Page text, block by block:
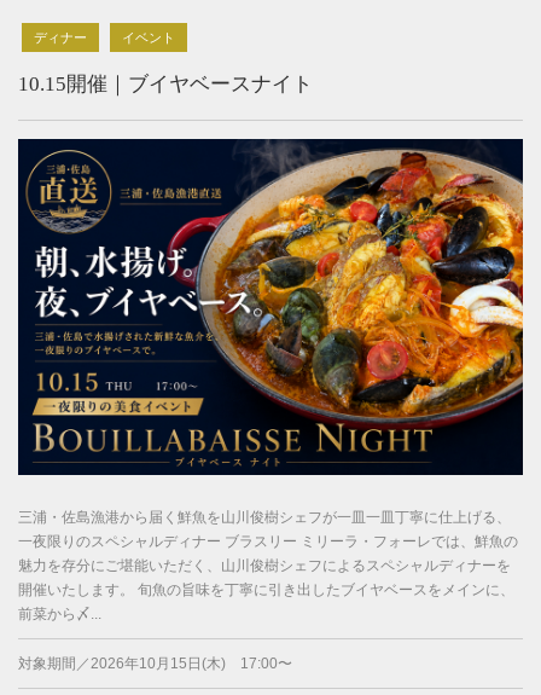
ディナー イベント
10.15開催｜ブイヤベースナイト
三浦・佐島漁港から届く鮮魚を山川俊樹シェフが一皿一皿丁寧に仕上げる、
一夜限りのスペシャルディナー ブラスリー ミリーラ・フォーレでは、鮮魚の
魅力を存分にご堪能いただく、山川俊樹シェフによるスペシャルディナーを
開催いたします。 旬魚の旨味を丁寧に引き出したブイヤベースをメインに、
前菜から〆...
対象期間／2026年10月15日(木) 17:00〜